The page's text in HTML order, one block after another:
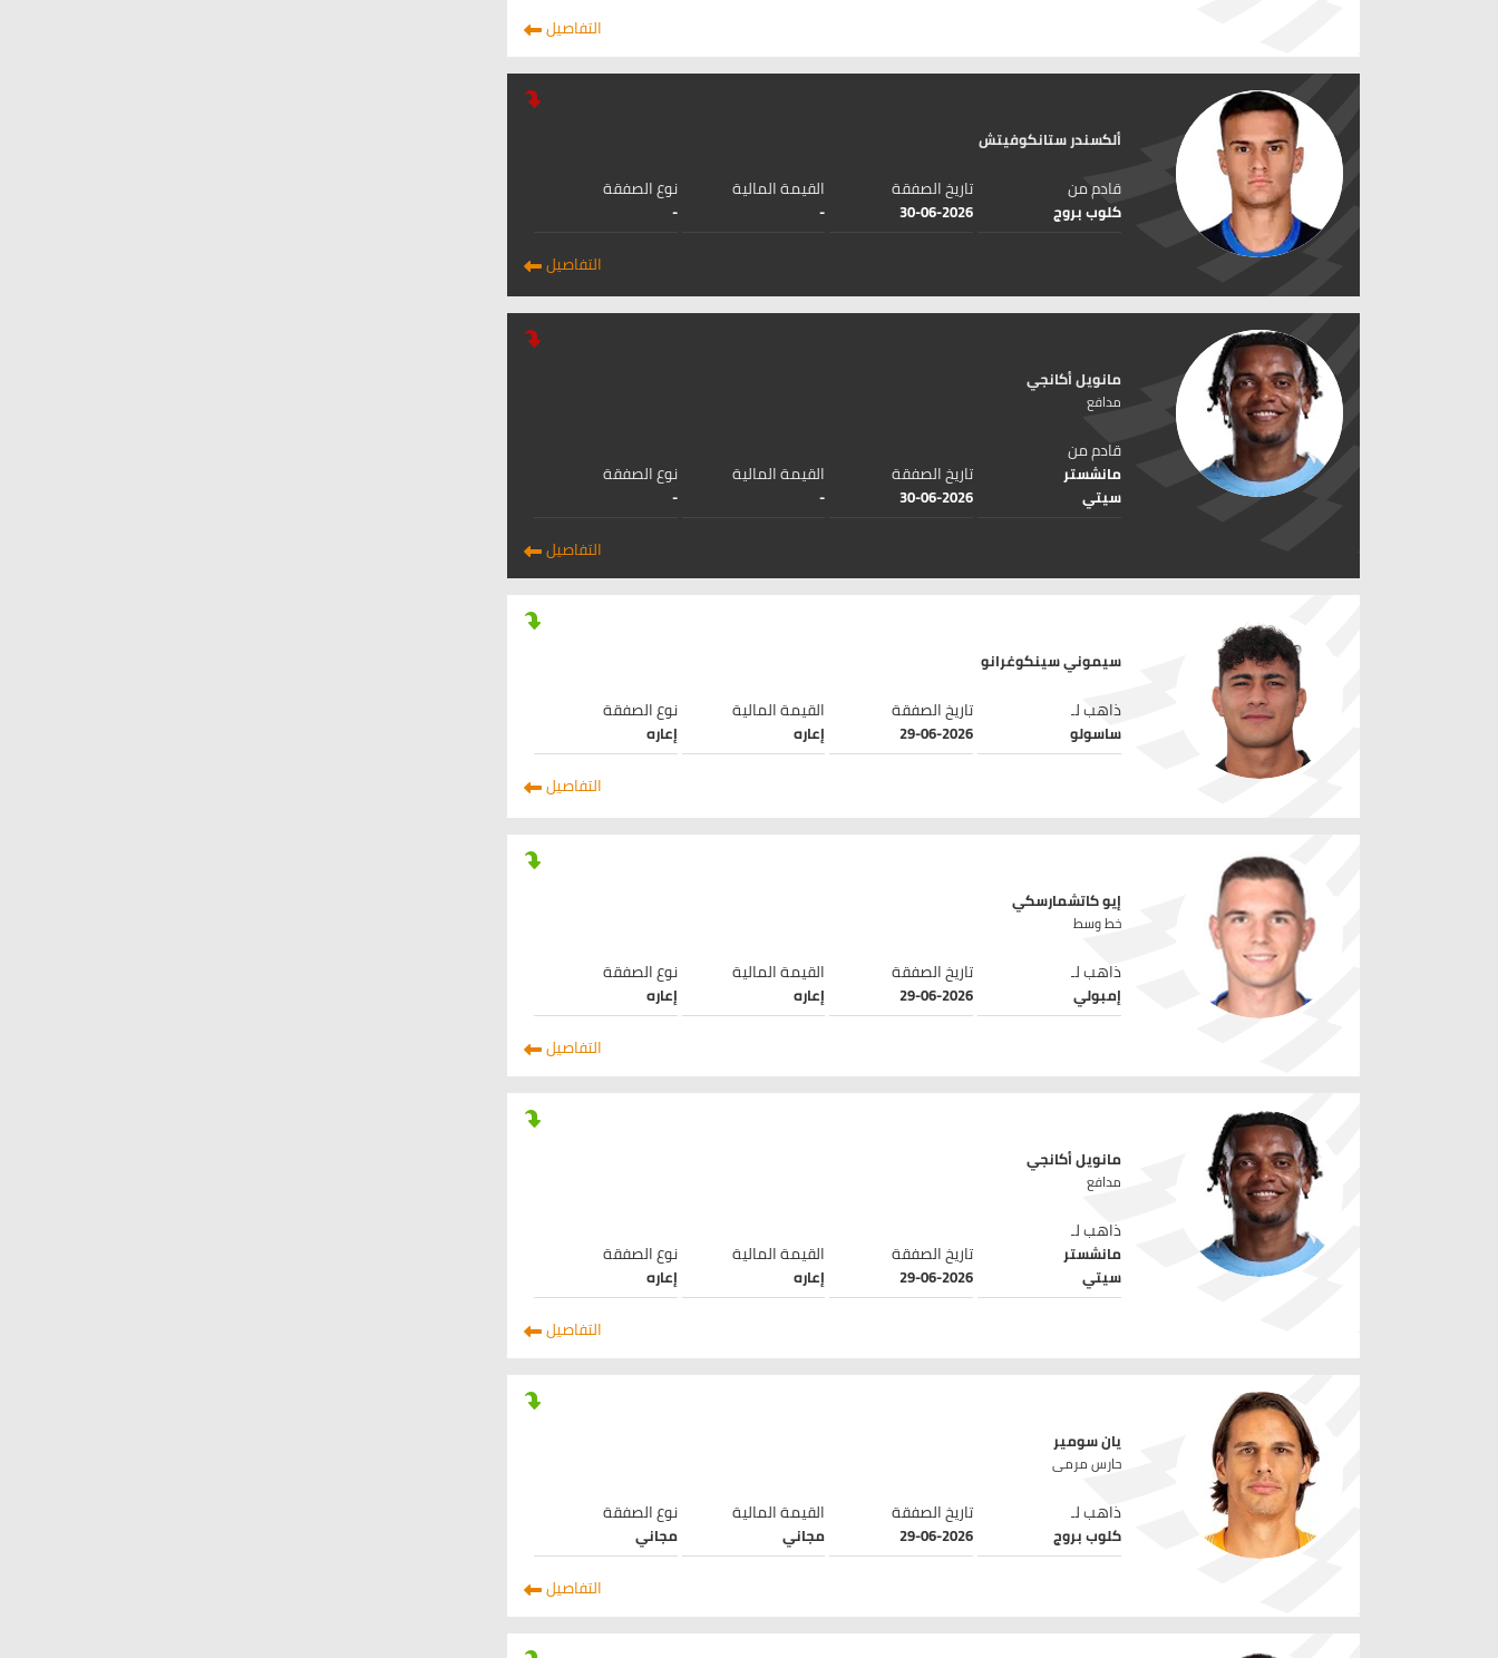
التفاصيل
ألكسندر ستانكوفيتش
قادم من
كلوب بروج
تاريخ الصفقة
30-06-2026
القيمة المالية
-
نوع الصفقة
-
التفاصيل
مانويل أكانجي
مدافع
قادم من
مانشستر
سيتي
تاريخ الصفقة
30-06-2026
القيمة المالية
-
نوع الصفقة
-
التفاصيل
سيموني سينكوغرانو
ذاهب لـ
ساسولو
تاريخ الصفقة
29-06-2026
القيمة المالية
إعاره
نوع الصفقة
إعاره
التفاصيل
إيو كاتشمارسكي
خط وسط
ذاهب لـ
إمبولي
تاريخ الصفقة
29-06-2026
القيمة المالية
إعاره
نوع الصفقة
إعاره
التفاصيل
مانويل أكانجي
مدافع
ذاهب لـ
مانشستر
سيتي
تاريخ الصفقة
29-06-2026
القيمة المالية
إعاره
نوع الصفقة
إعاره
التفاصيل
يان سومير
حارس مرمى
ذاهب لـ
كلوب بروج
تاريخ الصفقة
29-06-2026
القيمة المالية
مجاني
نوع الصفقة
مجاني
التفاصيل